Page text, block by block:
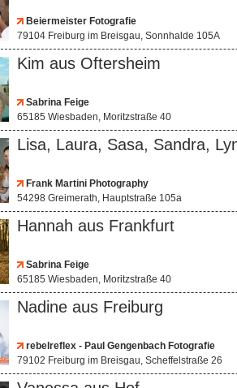
Beiermeister Fotografie
79104 Freiburg im Breisgau, Sonnhalde 105A
Kim aus Oftersheim
Sabrina Feige
65185 Wiesbaden, Moritzstraße 40
Lisa, Laura, Sasa, Sandra,
Frank Martini Photography
54298 Greimerath, Hauptstraße 105a
Hannah aus Frankfurt
Sabrina Feige
65185 Wiesbaden, Moritzstraße 40
Nadine aus Freiburg
rebelreflex - Paul Gengenbach Fotografie
79102 Freiburg im Breisgau, Scheffelstraße 26